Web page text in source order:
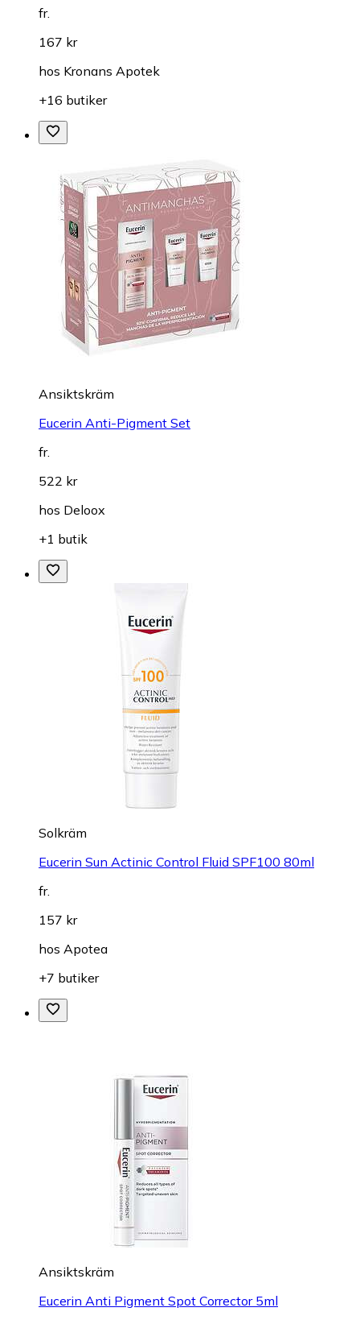
fr.
167 kr
hos Kronans Apotek
+16 butiker
Ansiktskräm
Eucerin Anti-Pigment Set
fr.
522 kr
hos Deloox
+1 butik
Solkräm
Eucerin Sun Actinic Control Fluid SPF100 80ml
fr.
157 kr
hos Apotea
+7 butiker
Ansiktskräm
Eucerin Anti Pigment Spot Corrector 5ml